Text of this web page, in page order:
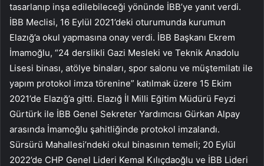
tasarlanıp inşa edilebileceği yönünde İBB’ye yanıt verdi.
İBB Meclisi, 16 Eylül 2021’deki oturumunda kurumun
Elazığ’a okul yapmasına onay verdi. İBB Başkanı Ekrem
İmamoğlu, “24 derslikli Gazi Mesleki ve Teknik Anadolu
Lisesi binası, atölye binaları, spor salonu ve müştemilatı ile
yapım protokol imza törenine” katılmak üzere 15 Ekim
2021’de Elazığ’a gitti. Elazığ İl Milli Eğitim Müdürü Feyzi
Gürtürk ile İBB Genel Sekreter Yardımcısı Gürkan Alpay
arasında İmamoğlu şahitliğinde protokol imzalandı.
Sürsürü Mahallesi’ndeki okul binasının temeli; 20 Eylül
2022’de CHP Genel Lideri Kemal Kılıçdaoğlu ve İBB Lideri